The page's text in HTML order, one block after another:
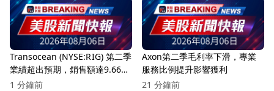
Transocean (NYSE:RIG) 第二季
業績超出預期，銷售額達9.66億
美元！
1 分鐘前
Axon第二季毛利率下滑，專業
服務比例提升影響獲利
21 分鐘前